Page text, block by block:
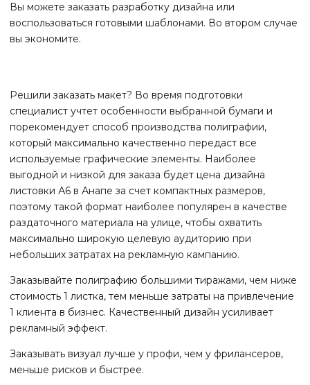
Вы можете заказать разработку дизайна или
воспользоваться готовыми шаблонами. Во втором случае
вы экономите.
Решили заказать макет? Во время подготовки
специалист учтет особенности выбранной бумаги и
порекомендует способ производства полиграфии,
который максимально качественно передаст все
используемые графические элементы. Наиболее
выгодной и низкой для заказа будет цена дизайна
листовки А6 в Анапе за счет компактных размеров,
поэтому такой формат наиболее популярен в качестве
раздаточного материала на улице, чтобы охватить
максимально широкую целевую аудиторию при
небольших затратах на рекламную кампанию.
Заказывайте полиграфию большими тиражами, чем ниже
стоимость 1 листка, тем меньше затраты на привлечение
1 клиента в бизнес. Качественный дизайн усиливает
рекламный эффект.
Заказывать визуал лучше у профи, чем у фрилансеров,
меньше рисков и быстрее.